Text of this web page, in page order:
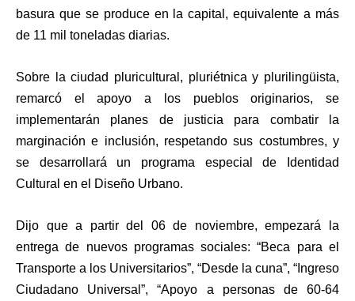
basura que se produce en la capital, equivalente a más
de 11 mil toneladas diarias.
Sobre la ciudad pluricultural, pluriétnica y plurilingüista,
remarcó el apoyo a los pueblos originarios, se
implementarán planes de justicia para combatir la
marginación e inclusión, respetando sus costumbres, y
se desarrollará un programa especial de Identidad
Cultural en el Diseño Urbano.
Dijo que a partir del 06 de noviembre, empezará la
entrega de nuevos programas sociales: “Beca para el
Transporte a los Universitarios”, “Desde la cuna”, “Ingreso
Ciudadano Universal”, “Apoyo a personas de 60-64